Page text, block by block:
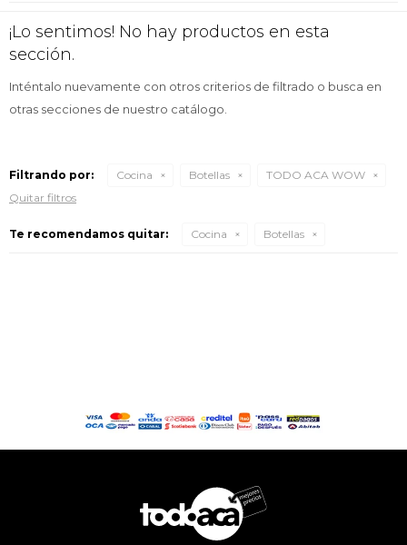
¡Lo sentimos! No hay productos en esta
sección.
Inténtalo nuevamente con otros criterios de filtrado o busca en
otras secciones de nuestro catálogo.
Filtrando por: Cocina Botellas
TODO ACA WOW
Quitar filtros
Te recomendamos quitar: Cocina Botellas